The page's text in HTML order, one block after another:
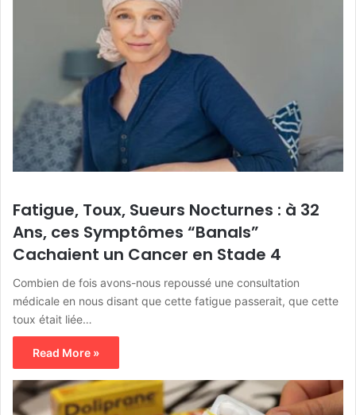
Fatigue, Toux, Sueurs Nocturnes : à 32
Ans, ces Symptômes “Banals”
Cachaient un Cancer en Stade 4
Combien de fois avons-nous repoussé une consultation
médicale en nous disant que cette fatigue passerait, que cette
toux était liée…
Read More »